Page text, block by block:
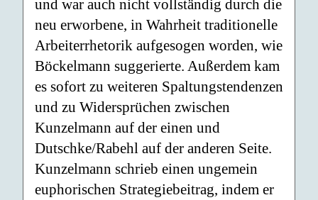
und war auch nicht vollständig durch die
neu erworbene, in Wahrheit traditionelle
Arbeiterrhetorik aufgesogen worden, wie
Böckelmann suggerierte. Außerdem kam
es sofort zu weiteren Spaltungstendenzen
und zu Widersprüchen zwischen
Kunzelmann auf der einen und
Dutschke/Rabehl auf der anderen Seite.
Kunzelmann schrieb einen ungemein
euphorischen Strategiebeitrag, indem er